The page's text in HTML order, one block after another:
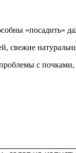
«посадить»
свежие
с почками,